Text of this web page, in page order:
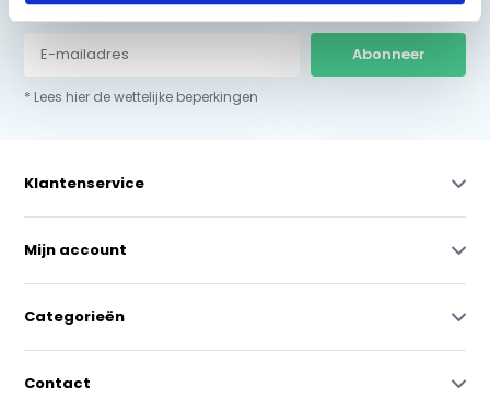
Abonneer
* Lees hier de wettelijke beperkingen
Klantenservice
Mijn account
Categorieën
Contact